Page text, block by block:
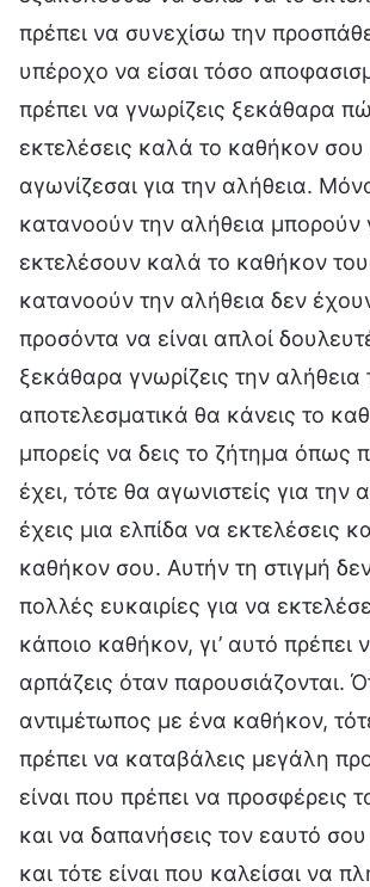
πρέπει να συνεχίσω την
υπέροχο να είσαι τόσο
πρέπει να γνωρίζεις ξεκάθαρα
εκτελέσεις καλά το καθήκον σου
αγωνίζεσαι για την αλήθεια.
κατανοούν την αλήθεια μπορούν
εκτελέσουν καλά το καθήκον
κατανοούν την αλήθεια δεν
προσόντα να είναι απλοί
ξεκάθαρα γνωρίζεις την αλήθεια
αποτελεσματικά θα κάνεις το
μπορείς να δεις το ζήτημα όπως
έχει, τότε θα αγωνιστείς για την
έχεις μια ελπίδα να εκτελέσεις
καθήκον σου. Αυτήν τη στιγμή
πολλές ευκαιρίες για να
κάποιο καθήκον, γι’ αυτό πρέπει
αρπάζεις όταν παρουσιάζονται.
αντιμέτωπος με ένα καθήκον,
πρέπει να καταβάλεις μεγάλη
είναι που πρέπει να προσφέρεις
και να δαπανήσεις τον εαυτό
και τότε είναι που καλείσαι να